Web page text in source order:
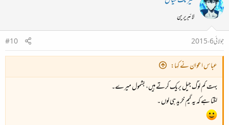
لائبریرین
جولائی 6، 2015
#10
عباس اعوان نے کہا:
بہت کم لوگ جیل بریک کرتے ہیں، بشمول میرے۔
لگتا ہے کہ یہ گیم خرید ہی لوں ۔